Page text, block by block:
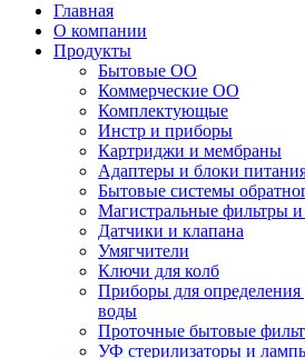
Главная
О компании
Продукты
Бытовые ОО
Коммерческие ОО
Комплектующые
Инстр и приборы
Картриджи и мембраны
Адаптеры и блоки
Бытовые системы
Магистральные фильтры
Датчики и клапана
Умягчители
Ключи для колб
Приборы для определения
воды
Проточные бытовые
УФ стерилизаторы и